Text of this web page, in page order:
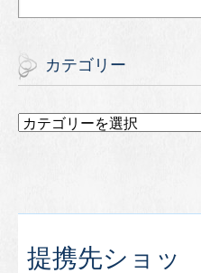
カテゴリー
カ
提携先ショッ